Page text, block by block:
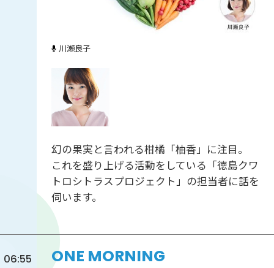
川瀬良子
幻の果実と言われる柑橘「柚香」に注目。
これを盛り上げる活動をしている「徳島クワ
トロシトラスプロジェクト」の担当者に話を
伺います。
06:55
ONE MORNING